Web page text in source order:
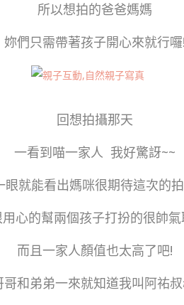
所以想拍的爸爸媽媽
妳們只需帶著孩子開心來就行囉!
回想拍攝那天
一看到喵一家人 我好驚訝~~
眼就能看出媽咪很期待這次的
心的幫兩個孩子打扮的很帥氣
而且一家人顏值也太高了吧!
哥和弟弟一來就知道我叫阿祐